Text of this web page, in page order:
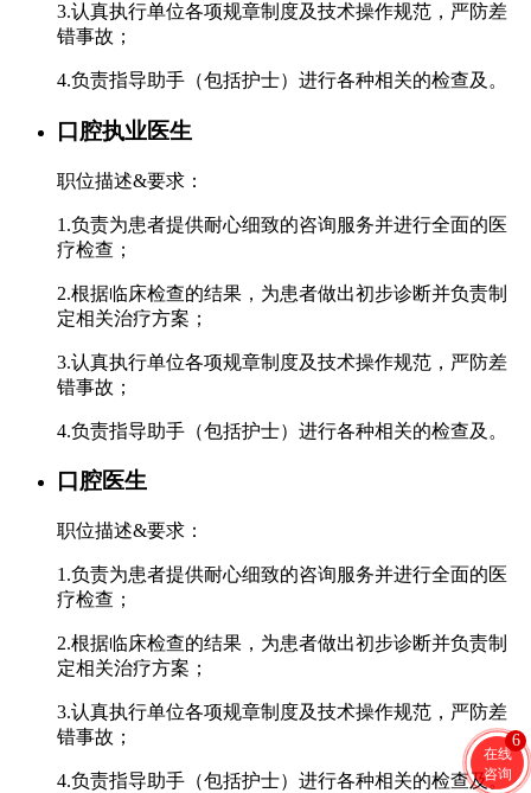
在线
咨询
6
3.认真执行单位各项规章制度及技术操作规范，严防差
错事故；
4.负责指导助手（包括护士）进行各种相关的检查及。
口腔执业医生
职位描述&要求：
1.负责为患者提供耐心细致的咨询服务并进行全面的医
疗检查；
2.根据临床检查的结果，为患者做出初步诊断并负责制
定相关治疗方案；
3.认真执行单位各项规章制度及技术操作规范，严防差
错事故；
4.负责指导助手（包括护士）进行各种相关的检查及。
口腔医生
职位描述&要求：
1.负责为患者提供耐心细致的咨询服务并进行全面的医
疗检查；
2.根据临床检查的结果，为患者做出初步诊断并负责制
定相关治疗方案；
3.认真执行单位各项规章制度及技术操作规范，严防差
错事故；
4.负责指导助手（包括护士）进行各种相关的检查及。